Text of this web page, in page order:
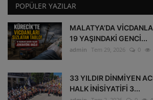
POPÜLER YAZILAR
MALATYA’DA
19 YAŞINDAKİ GENCİ...
admin Tem 29, 2026 0
33 YILDIR DİNMİYEN
HALK İNİSİYATİFİ 3...